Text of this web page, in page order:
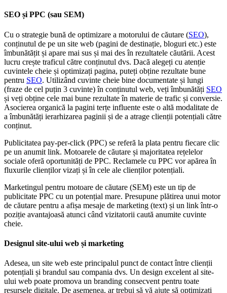
SEO și PPC (sau SEM)
Cu o strategie bună de optimizare a motorului de căutare (SEO),
conținutul de pe un site web (pagini de destinație, bloguri etc.) este
îmbunătățit și apare mai sus și mai des în rezultatele căutării. Acest
lucru crește traficul către conținutul dvs. Dacă alegeți cu atenție
cuvintele cheie și optimizați pagina, puteți obține rezultate bune
pentru SEO. Utilizând cuvinte cheie bine documentate și lungi
(fraze de cel puțin 3 cuvinte) în conținutul web, veți îmbunătăți SEO
și veți obține cele mai bune rezultate în materie de trafic și conversie.
Asocierea organică la pagini terțe influente este o altă modalitate de
a îmbunătăți ierarhizarea paginii și de a atrage clienții potențiali către
conținut.
Publicitatea pay-per-click (PPC) se referă la plata pentru fiecare clic
pe un anumit link. Motoarele de căutare și majoritatea rețelelor
sociale oferă oportunități de PPC. Reclamele cu PPC vor apărea în
fluxurile clienților vizați și în cele ale clienților potențiali.
Marketingul pentru motoare de căutare (SEM) este un tip de
publicitate PPC cu un potențial mare. Presupune plătirea unui motor
de căutare pentru a afișa mesaje de marketing (text) și un link într-o
poziție avantajoasă atunci când vizitatorii caută anumite cuvinte
cheie.
Designul site-ului web și marketing
Adesea, un site web este principalul punct de contact între clienții
potențiali și brandul sau compania dvs. Un design excelent al site-
ului web poate promova un branding consecvent pentru toate
resursele digitale. De asemenea, ar trebui să vă ajute să optimizați